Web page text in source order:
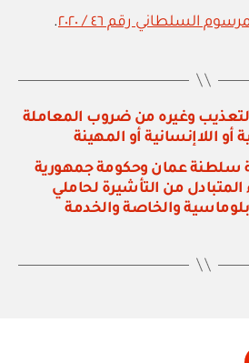
السلطاني رقم ٤٦ / ٢٠٢٠ .
وغيره من ضروب المعاملة
أو اللاإنسانية أو المهينة
سلطنة عمان وحكومة جمهورية
المتبادل من التأشيرة لحاملي
والخاصة والخدمة